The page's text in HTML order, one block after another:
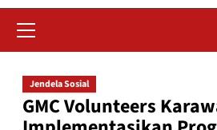
Jendela Sosial
GMC Volunteers